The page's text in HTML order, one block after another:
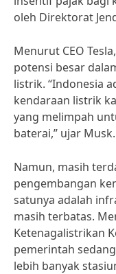
oleh Direktorat
Menurut CEO
potensi besar
listrik. “Indonesia
kendaraan listrik
yang melimpah
baterai,” ujar Musk.
Namun, masih
pengembangan
satunya adalah
masih terbatas.
Ketenagalistrikan
pemerintah
lebih banyak